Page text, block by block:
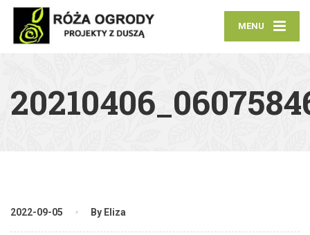
MENU
2022-09-05 By Eliza